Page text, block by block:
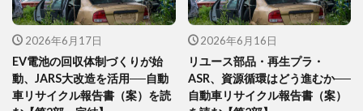
2026年6月17日
EV電池の回収体制づくりが始
動、JARS大改造を活用──自動
車リサイクル報告書（案）を読
2026年6月16日
リユース部品・再生プラ・
ASR、資源循環はどう進むか──
自動車リサイクル報告書（案）